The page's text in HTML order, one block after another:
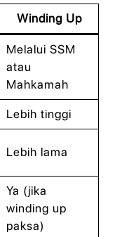
Winding Up
Melalui SSM
atau
Mahkamah
Lebih tinggi
Lebih lama
Ya (jika
winding up
paksa)